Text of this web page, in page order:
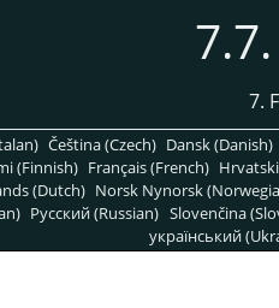
7.
Čeština (Czech) Dansk (Danish)
(Finnish) Français (French)
(Dutch) Norsk Nynorsk
Pусский (Russian) Slovenčina
український